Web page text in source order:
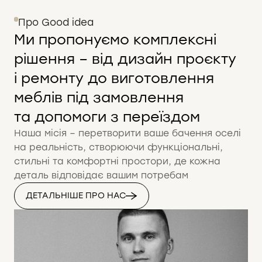
Про Good idea
Ми пропонуємо комплексні
рішення – від дизайн проєкту
і ремонту до виготовлення
меблів під замовлення
та допомоги з переїздом
Наша місія – перетворити ваше бачення оселі
на реальність, створюючи функціональні,
стильні та комфортні простори, де кожна
деталь відповідає вашим потребам
ДЕТАЛЬНІШЕ ПРО НАС